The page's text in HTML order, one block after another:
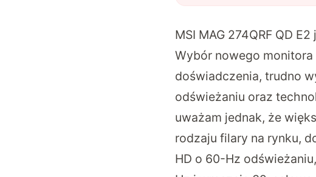
MSI MAG 274QRF QD
Wybór nowego
doświadczenia, trudno
odświeżaniu oraz
uważam jednak, że
rodzaju filary na rynku,
HD o 60-Hz